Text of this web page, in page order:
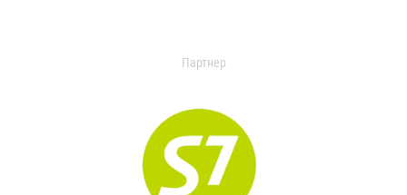
Партнер